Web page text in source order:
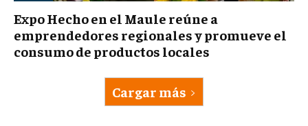
Expo Hecho en el Maule reúne a
emprendedores regionales y promueve el
consumo de productos locales
Cargar más